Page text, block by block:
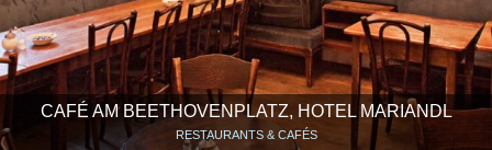
CAFÉ AM BEETHOVENPLATZ, HOTEL MARIANDL
RESTAURANTS & CAFÉS